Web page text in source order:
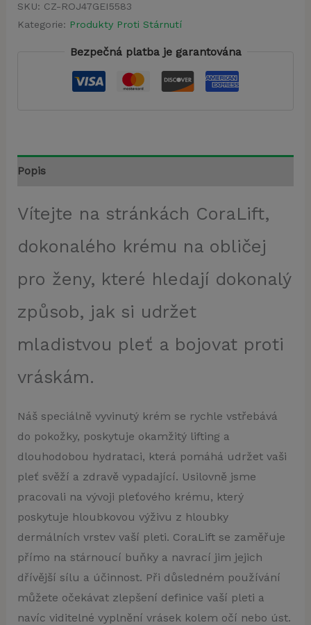
SKU: CZ-ROJ47GEI5583
Kategorie: Produkty Proti Stárnutí
Bezpečná platba je garantována
Popis
Vítejte na stránkách CoraLift,
dokonalého krému na obličej
pro ženy, které hledají dokonalý
způsob, jak si udržet
mladistvou pleť a bojovat proti
vráskám.
Náš speciálně vyvinutý krém se rychle vstřebává
do pokožky, poskytuje okamžitý lifting a
dlouhodobou hydrataci, která pomáhá udržet vaši
pleť svěží a zdravě vypadající. Usilovně jsme
pracovali na vývoji pleťového krému, který
poskytuje hloubkovou výživu z hloubky
dermálních vrstev vaší pleti. CoraLift se zaměřuje
přímo na stárnoucí buňky a navrací jim jejich
dřívější sílu a účinnost. Při důsledném používání
můžete očekávat zlepšení definice vaší pleti a
navíc viditelné vyplnění vrásek kolem očí nebo úst.